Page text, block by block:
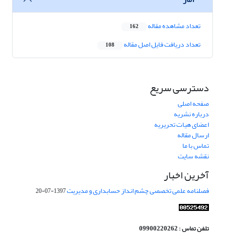
تعداد مشاهده مقاله 162
تعداد دریافت فایل اصل مقاله 108
دسترسی سریع
صفحه اصلی
درباره نشریه
اعضای هیات تحریریه
ارسال مقاله
تماس با ما
نقشه سایت
آخرین اخبار
فصلنامه علمی تخصصی چشم انداز حسابداری و مدیریت1397-07-20
تلفن تماس : 09900220262